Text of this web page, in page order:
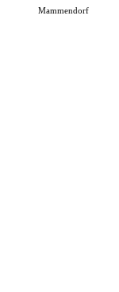
Mammendorf